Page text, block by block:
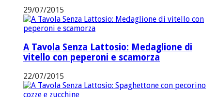
29/07/2015
A Tavola Senza Lattosio: Medaglione di
vitello con peperoni e scamorza
22/07/2015